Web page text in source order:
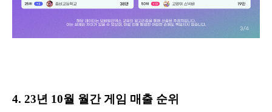
4. 23년 10월 월간 게임 매출 순위